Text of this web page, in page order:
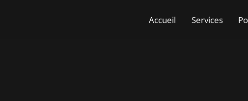
Accueil Services